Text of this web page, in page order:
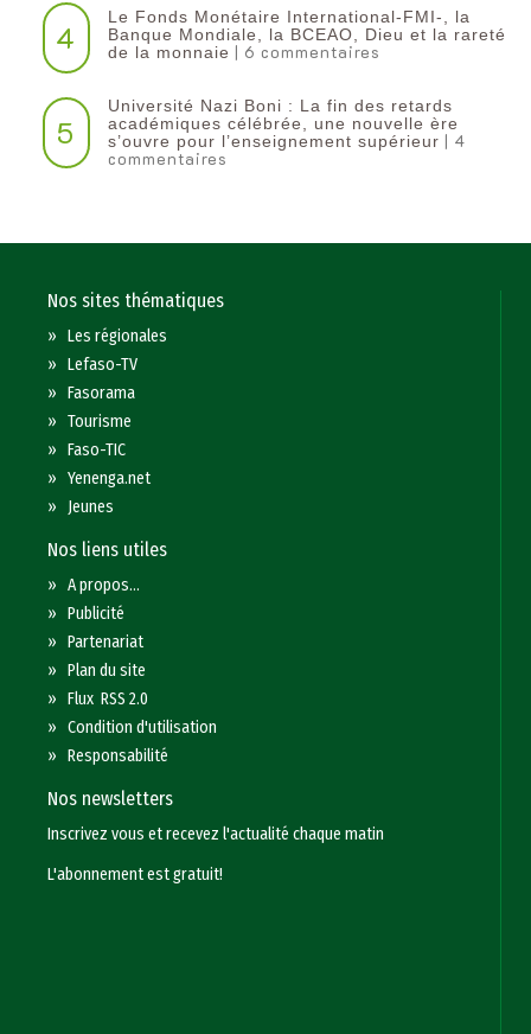
4
Le Fonds Monétaire International-FMI-, la
Banque Mondiale, la BCEAO, Dieu et la rareté
de la monnaie
| 6 commentaires
5
Université Nazi Boni : La fin des retards
académiques célébrée, une nouvelle ère
s’ouvre pour l’enseignement supérieur | 4
commentaires
Nos sites thématiques
»Les régionales
»Lefaso-TV
»Fasorama
»Tourisme
»Faso-TIC
»Yenenga.net
» Jeunes
Nos liens utiles
»A propos...
»Publicité
»Partenariat
»Plan du site
»Flux RSS 2.0
»Condition d'utilisation
»Responsabilité
Nos newsletters
Inscrivez vous et recevez l'actualité chaque matin
L'abonnement est gratuit!